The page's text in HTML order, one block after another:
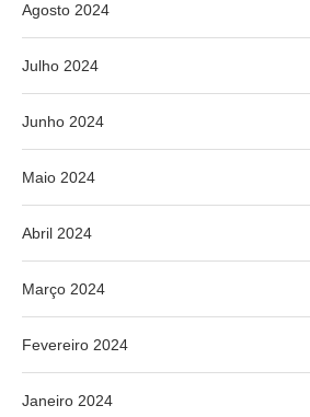
Agosto 2024
Julho 2024
Junho 2024
Maio 2024
Abril 2024
Março 2024
Fevereiro 2024
Janeiro 2024